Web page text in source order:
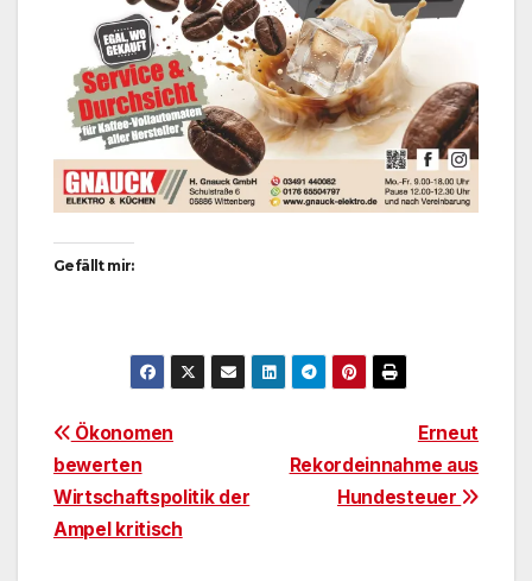
Gefällt mir:
Beitragsnavigation
Erneut
Rekordeinnahme aus
Hundesteuer
Ökonomen
bewerten
Wirtschaftspolitik der
Ampel kritisch